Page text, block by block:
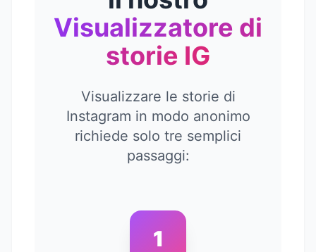
Visualizzatore di
storie IG
Visualizzare le storie di
Instagram in modo anonimo
richiede solo tre semplici
passaggi:
1